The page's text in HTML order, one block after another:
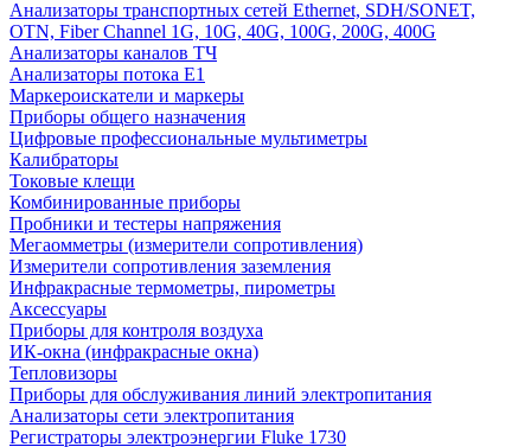
Анализаторы транспортных сетей Ethernet, SDH/SONET,
OTN, Fiber Channel 1G, 10G, 40G, 100G, 200G, 400G
Анализаторы каналов ТЧ
Анализаторы потока Е1
Маркероискатели и маркеры
Приборы общего назначения
Цифровые профессиональные мультиметры
Калибраторы
Токовые клещи
Комбинированные приборы
Пробники и тестеры напряжения
Мегаомметры (измерители сопротивления)
Измерители сопротивления заземления
Инфракрасные термометры, пирометры
Аксессуары
Приборы для контроля воздуха
ИК-окна (инфракрасные окна)
Тепловизоры
Приборы для обслуживания линий электропитания
Анализаторы сети электропитания
Регистраторы электроэнергии Fluke 1730